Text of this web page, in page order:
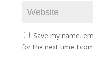
Save my name,
for the next time I